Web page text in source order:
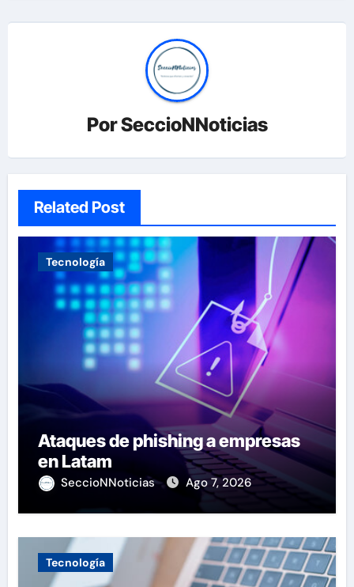
PorSeccioNNoticias
Related Post
Tecnología
Ataques de phishing a empresas
en Latam
SeccioNNoticias Ago 7, 2026
Tecnología